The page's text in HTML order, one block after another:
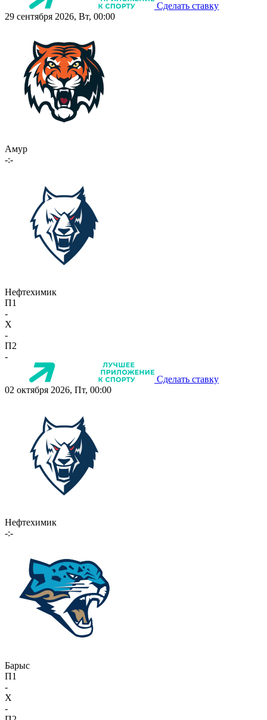
Сделать ставку
29 сентября 2026, Вт, 00:00
Амур
-:-
Нефтехимик
П1
-
X
-
П2
-
Сделать ставку
02 октября 2026, Пт, 00:00
Нефтехимик
-:-
Барыс
П1
-
X
-